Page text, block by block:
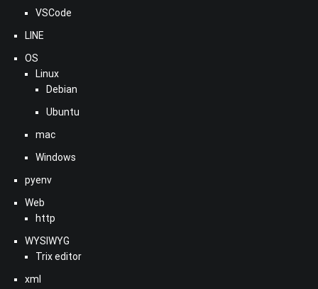
VSCode
LINE
OS
Linux
Debian
Ubuntu
mac
Windows
pyenv
Web
http
WYSIWYG
Trix editor
xml